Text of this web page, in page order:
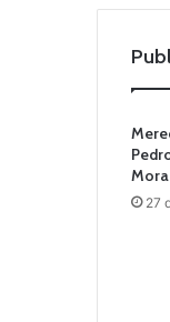
Mora
27